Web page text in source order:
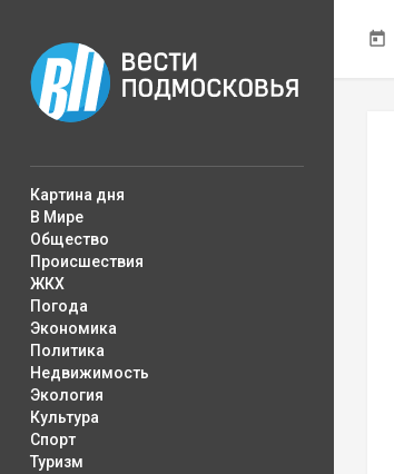
Картина дня
В Мире
Общество
Происшествия
ЖКХ
Погода
Экономика
Политика
Недвижимость
Экология
Культура
Спорт
Туризм